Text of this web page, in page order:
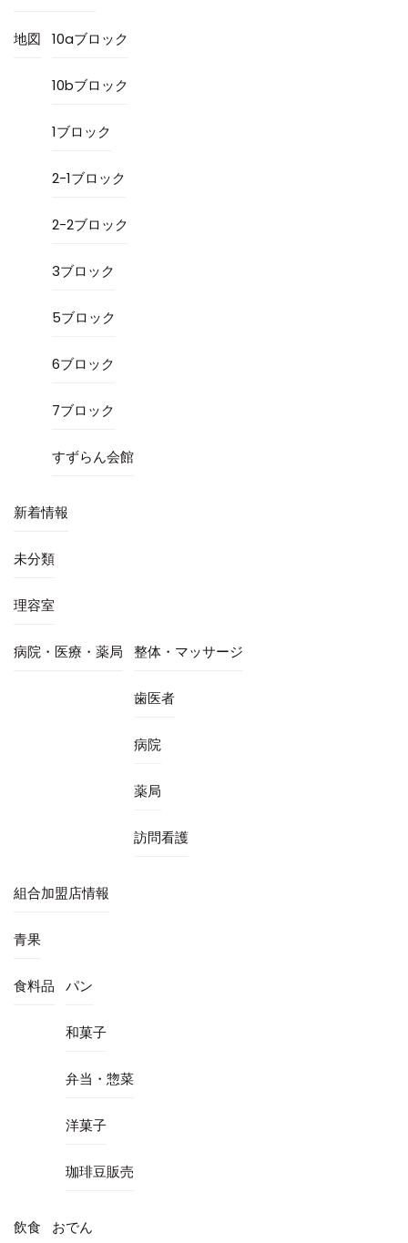
地図 10aブロック
10bブロック
1ブロック
2-1ブロック
2-2ブロック
3ブロック
5ブロック
6ブロック
7ブロック
すずらん会館
新着情報
未分類
理容室
病院・医療・薬局 整体・マッサージ
歯医者
病院
薬局
訪問看護
組合加盟店情報
青果
食料品 パン
和菓子
弁当・惣菜
洋菓子
珈琲豆販売
飲食 おでん